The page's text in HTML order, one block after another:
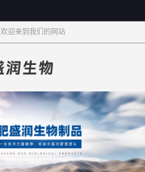
欢迎来到我们的网站